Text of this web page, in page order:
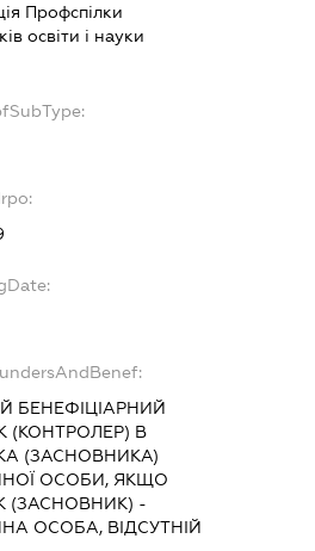
Профспілки
освіти і науки
БЕНЕФІЦІАРНИЙ
(КОНТРОЛЕР) В
(ЗАСНОВНИКА)
ОСОБИ, ЯКЩО
(ЗАСНОВНИК) -
ОСОБА, ВІДСУТНІЙ